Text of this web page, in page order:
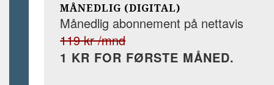
MÅNEDLIG (DIGITAL)
Månedlig abonnement på nettavis
119 kr /mnd
1 KR FOR FØRSTE MÅNED.